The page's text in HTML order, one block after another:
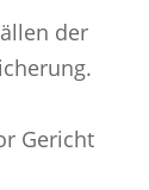
der
Gericht